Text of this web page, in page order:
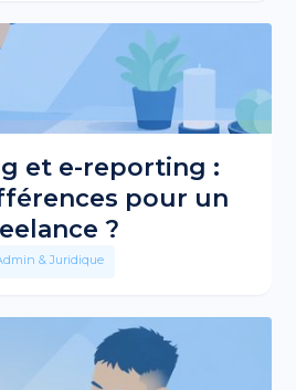
et e-reporting :
pour un
?
& Juridique